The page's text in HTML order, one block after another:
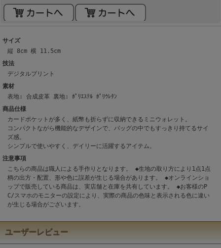
サイズ
縦 8cm 横 11.5cm
技法
デジタルプリント
素材
表地: 合成皮革 裏地: ﾎﾟﾘｴｽﾃﾙ ﾎﾟﾘｳﾚﾀﾝ
商品仕様
カードポケットが多く、紙幣も折らずに収納できるミニウォレット。
コンパクトながら機能的なデザインで、バッグの中でもすっきり持てるサイ
ズ感。
シンプルで使いやすく、デイリーに活躍するアイテム。
注意事項
こちらの商品は職人による手作りとなります。 ◆生地の取り方により1点1点
柄の出方・配置、形や色に誤差が生じる場合があります。 ◆オンラインショ
ップで販売している商品は、実店舗と在庫を共有しています。 ◆お客様のP
C/スマホのモニターの設定により、実際の商品の色味と表示される色に違い
が生じる場合がございます。
ユーザーレビュー